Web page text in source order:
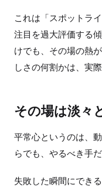
これは「スポットラ
注目を過大評価する
けでも、その場の熱
しさの何割かは、実
その場は淡々
平常心というのは、
らでも、やるべき手
失敗した瞬間にでき